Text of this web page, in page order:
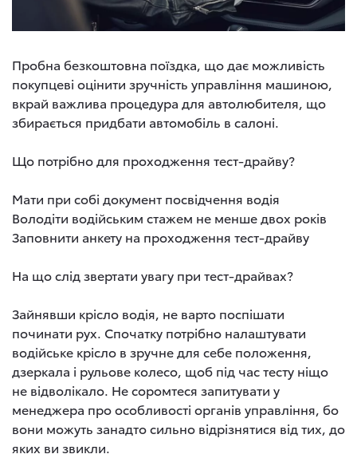
Пробна безкоштовна поїздка, що дає можливість
покупцеві оцінити зручність управління машиною,
вкрай важлива процедура для автолюбителя, що
збирається придбати автомобіль в салоні.
Що потрібно для проходження тест-драйву?
Мати при собі документ посвідчення водія
Володіти водійським стажем не менше двох років
Заповнити анкету на проходження тест-драйву
На що слід звертати увагу при тест-драйвах?
Зайнявши крісло водія, не варто поспішати
починати рух. Спочатку потрібно налаштувати
водійське крісло в зручне для себе положення,
дзеркала і рульове колесо, щоб під час тесту ніщо
не відволікало. Не соромтеся запитувати у
менеджера про особливості органів управління, бо
вони можуть занадто сильно відрізнятися від тих, до
яких ви звикли.